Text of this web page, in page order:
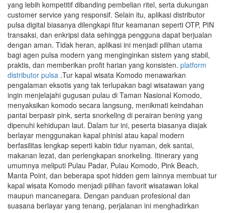
yang lebih kompetitif dibanding pembelian ritel, serta dukungan
customer service yang responsif. Selain itu, aplikasi distributor
pulsa digital biasanya dilengkapi fitur keamanan seperti OTP, PIN
transaksi, dan enkripsi data sehingga pengguna dapat berjualan
dengan aman. Tidak heran, aplikasi ini menjadi pilihan utama
bagi agen pulsa modern yang menginginkan sistem yang stabil,
praktis, dan memberikan profit harian yang konsisten. platform
distributor pulsa .Tur kapal wisata Komodo menawarkan
pengalaman eksotis yang tak terlupakan bagi wisatawan yang
ingin menjelajahi gugusan pulau di Taman Nasional Komodo,
menyaksikan komodo secara langsung, menikmati keindahan
pantai berpasir pink, serta snorkeling di perairan bening yang
dipenuhi kehidupan laut. Dalam tur ini, peserta biasanya diajak
berlayar menggunakan kapal phinisi atau kapal modern
berfasilitas lengkap seperti kabin tidur nyaman, dek santai,
makanan lezat, dan perlengkapan snorkeling. Itinerary yang
umumnya meliputi Pulau Padar, Pulau Komodo, Pink Beach,
Manta Point, dan beberapa spot hidden gem lainnya membuat tur
kapal wisata Komodo menjadi pilihan favorit wisatawan lokal
maupun mancanegara. Dengan panduan profesional dan
suasana berlayar yang tenang, perjalanan ini menghadirkan